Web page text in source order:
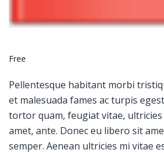
Free
Pellentesque habitant morbi
et malesuada fames ac turpis
tortor quam, feugiat vitae,
amet, ante. Donec eu libero sit
semper. Aenean ultricies mi vitae